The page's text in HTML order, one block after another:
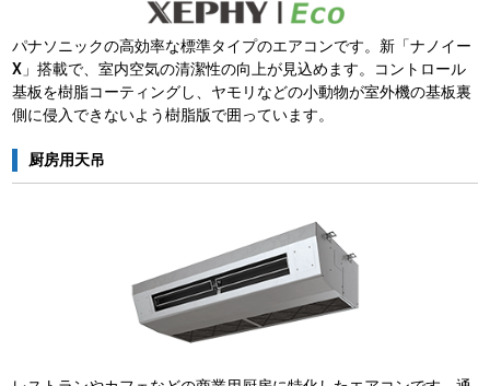
パナソニックの高効率な標準タイプのエアコンです。新「ナノイー
X」搭載で、室内空気の清潔性の向上が見込めます。コントロール
基板を樹脂コーティングし、ヤモリなどの小動物が室外機の基板裏
側に侵入できないよう樹脂版で囲っています。
厨房用天吊